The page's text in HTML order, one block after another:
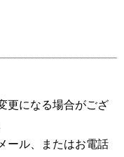
更になる場合がござ
ール、またはお電話